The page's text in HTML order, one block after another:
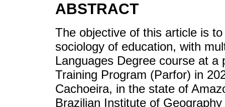
ABSTRACT
The objective of this article is
sociology of education, with
Languages Degree course at a
Training Program (Parfor) in
Cachoeira, in the state of
Brazilian Institute of